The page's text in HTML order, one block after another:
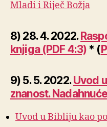
Mladi i Riječ Božja
8) 28. 4. 2022.
knjiga (PDF 4:3) * (
9) 5. 5. 2022.Uvod
znanost.
Uvod u Bibliju kao